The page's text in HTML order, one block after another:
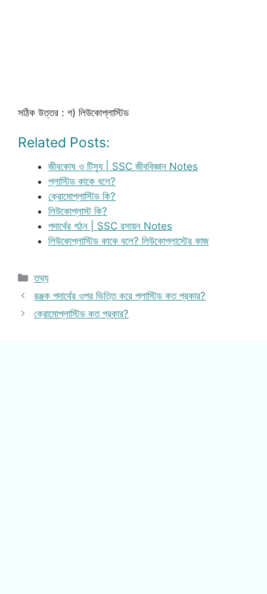
সঠিক উত্তর : গ) লিউকোপ্লাস্টিড
Related Posts:
জীবকোষ ও টিস্যু | SSC জীববিজ্ঞান Notes
প্লাস্টিড কাকে বলে?
ক্রোমোপ্লাস্টিড কি?
লিউকোপ্লাস্ট কি?
পদার্থের গঠন | SSC রসায়ন Notes
লিউকোপ্লাস্টিড কাকে বলে? লিউকোপ্লাস্টের কাজ
Categories
তথ্য
রঞ্জক পদার্থের ওপর ভিত্তি করে প্লাস্টিড কত প্রকার?
ক্রোমোপ্লাস্টিড কত প্রকার?